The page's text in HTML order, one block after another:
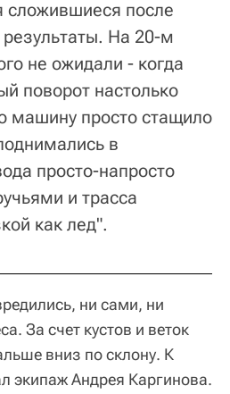
сложившиеся после
На 20-м
не ожидали - когда
поворот настолько
машину просто стащило
в
просто-напросто
и трасса
как лед".
ни сами, ни
За счет кустов и веток
вниз по склону. К
экипаж Андрея Каргинова.